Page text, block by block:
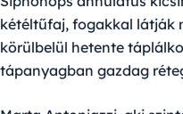
kétéltűfaj, fogakkal látják
körülbelül hetente
tápanyagban gazdag